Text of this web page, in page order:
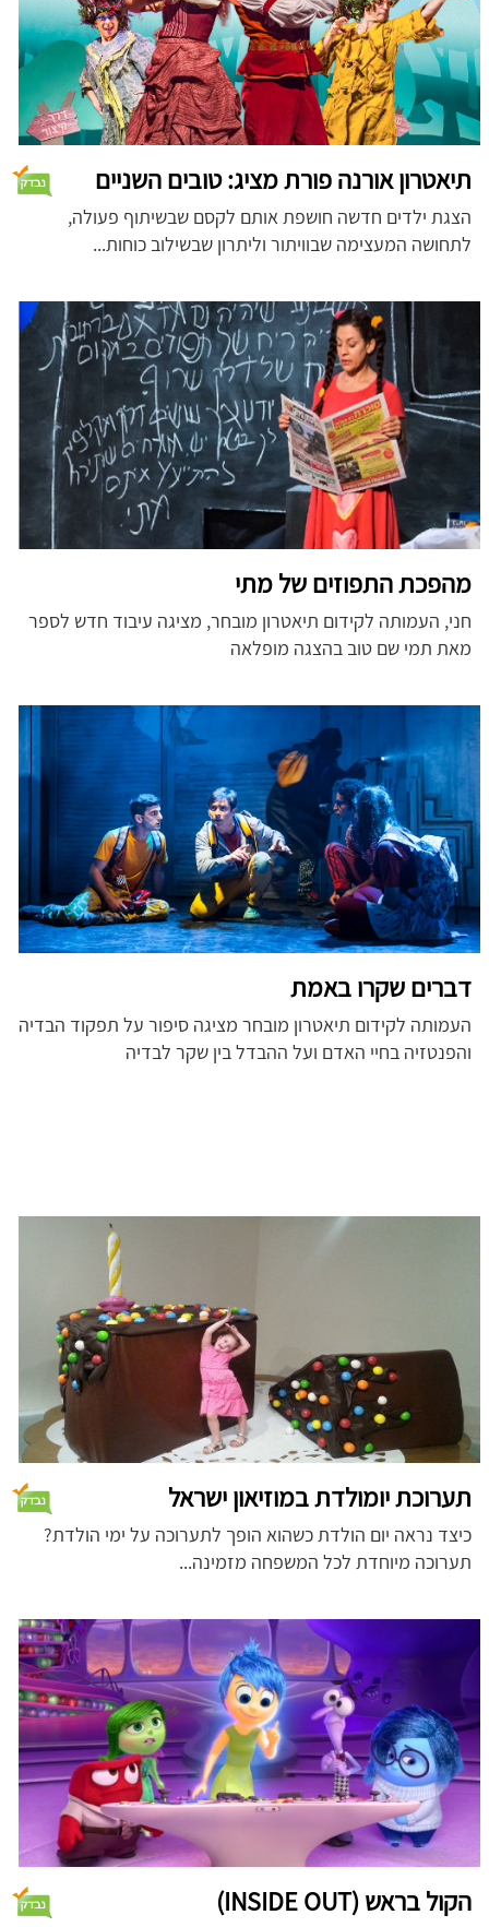
תיאטרון אורנה פורת מציג: טובים השניים
הצגת ילדים חדשה חושפת אותם לקסם שבשיתוף פעולה,
לתחושה המעצימה שבוויתור וליתרון שבשילוב כוחות...
מהפכת התפוזים של מתי
חני, העמותה לקידום תיאטרון מובחר, מציגה עיבוד חדש לספר
מאת תמי שם טוב בהצגה מופלאה
דברים שקרו באמת
העמותה לקידום תיאטרון מובחר מציגה סיפור על תפקוד הבדיה
והפנטזיה בחיי האדם ועל ההבדל בין שקר לבדיה
תערוכת יומולדת במוזיאון ישראל
כיצד נראה יום הולדת כשהוא הופך לתערוכה על ימי הולדת?
תערוכה מיוחדת לכל המשפחה מזמינה...
הקול בראש (INSIDE OUT)